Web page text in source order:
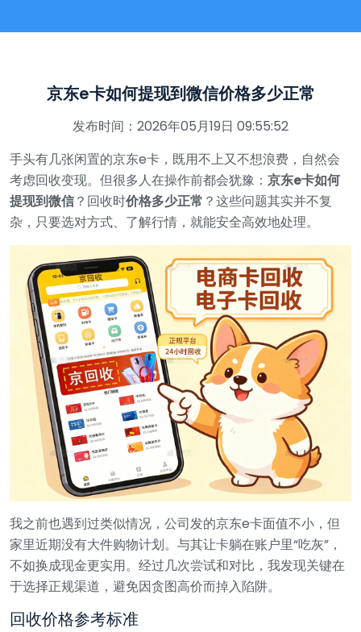
京东e卡如何提现到微信价格多少正常
发布时间：2026年05月19日 09:55:52
手头有几张闲置的京东e卡，既用不上又不想浪费，自然会
考虑回收变现。但很多人在操作前都会犹豫： 京东e卡如何
提现到微信？回收时价格多少正常 ？这些问题其实并不复
杂，只要选对方式、了解行情，就能安全高效地处理。
我之前也遇到过类似情况，公司发的京东e卡面值不小，但
家里近期没有大件购物计划。与其让卡躺在账户里“吃灰”，
不如换成现金更实用。经过几次尝试和对比，我发现关键在
于选择正规渠道，避免因贪图高价而掉入陷阱。
回收价格参考标准